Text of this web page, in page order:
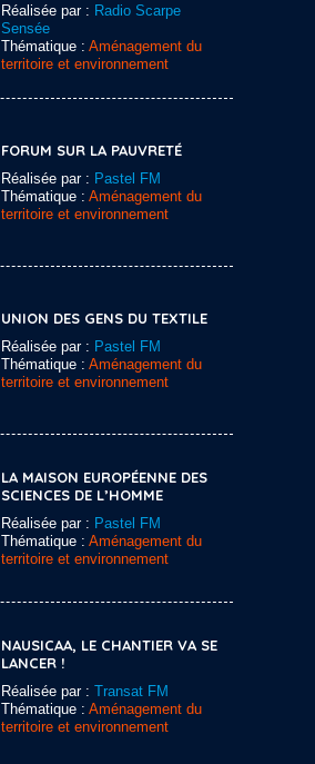
Réalisée par : Radio Scarpe
Sensée
Thématique : Aménagement du
territoire et environnement
FORUM SUR LA PAUVRETÉ
Réalisée par : Pastel FM
Thématique : Aménagement du
territoire et environnement
UNION DES GENS DU TEXTILE
Réalisée par : Pastel FM
Thématique : Aménagement du
territoire et environnement
LA MAISON EUROPÉENNE DES
SCIENCES DE L’HOMME
Réalisée par : Pastel FM
Thématique : Aménagement du
territoire et environnement
NAUSICAA, LE CHANTIER VA SE
LANCER !
Réalisée par : Transat FM
Thématique : Aménagement du
territoire et environnement